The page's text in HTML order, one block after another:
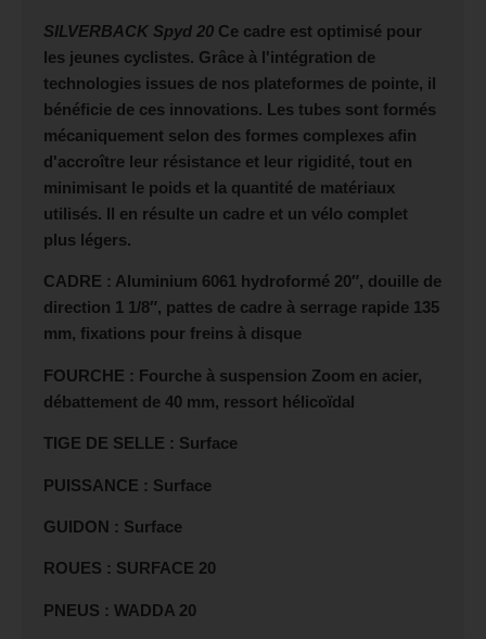
SILVERBACK Spyd 20 Ce cadre est optimisé pour
les jeunes cyclistes. Grâce à l'intégration de
technologies issues de nos plateformes de pointe, il
bénéficie de ces innovations. Les tubes sont formés
mécaniquement selon des formes complexes afin
d'accroître leur résistance et leur rigidité, tout en
minimisant le poids et la quantité de matériaux
utilisés. Il en résulte un cadre et un vélo complet
plus légers.
CADRE : Aluminium 6061 hydroformé 20″, douille de
direction 1 1/8″, pattes de cadre à serrage rapide 135
mm, fixations pour freins à disque
FOURCHE : Fourche à suspension Zoom en acier,
débattement de 40 mm, ressort hélicoïdal
TIGE DE SELLE : Surface
PUISSANCE : Surface
GUIDON : Surface
ROUES : SURFACE 20
PNEUS : WADDA 20